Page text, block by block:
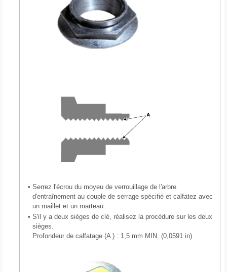
• Serrez l'écrou du moyeu de verrouillage de l'arbre
d'entraînement au couple de serrage spécifié et calfatez avec
un maillet et un marteau.
• S'il y a deux sièges de clé, réalisez la procédure sur les deux
sièges.
Profondeur de calfatage (A ) : 1,5 mm MIN. (0,0591 in)